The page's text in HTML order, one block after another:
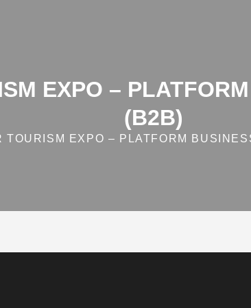
EXPO –
(B2B)
TOURISM EXPO – PLATFORM